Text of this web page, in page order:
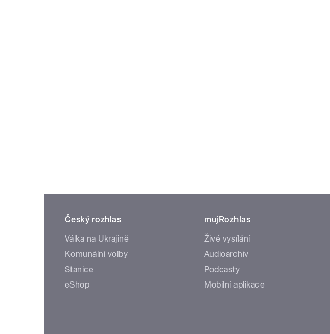
Český rozhlas
Válka na Ukrajině
Komunální volby
Stanice
eShop
mujRozhlas
Živé vysílání
Audioarchiv
Podcasty
Mobilní aplikace